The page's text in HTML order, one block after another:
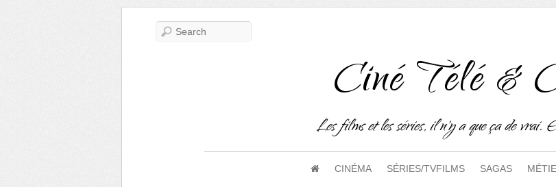
Ciné Télé &
Les films et les séries, il n'y a que ça de vrai.
CINÉMA SÉRIES/TVFILMS SAGAS